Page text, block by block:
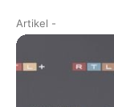
Artikel -